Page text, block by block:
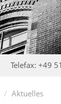
Telefax: +49
Aktuelles